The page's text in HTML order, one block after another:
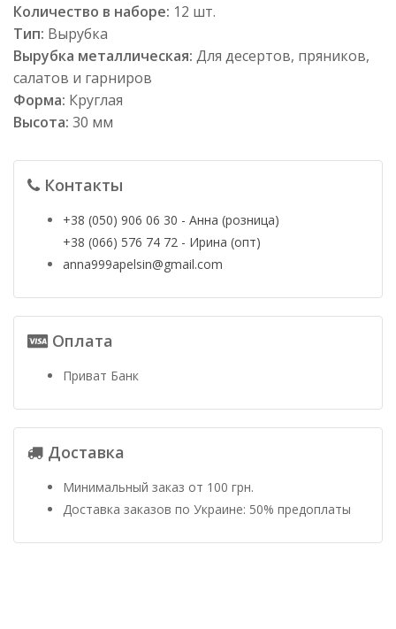
Количество в наборе: 12 шт.
Тип: Вырубка
Вырубка металлическая: Для десертов, пряников,
салатов и гарниров
Форма: Круглая
Высота: 30 мм
Контакты
+38 (050) 906 06 30 - Анна (розница)
+38 (066) 576 74 72 - Ирина (опт)
anna999apelsin@gmail.com
Оплата
Приват Банк
Доставка
Минимальный заказ от 100 грн.
Доставка заказов по Украине: 50% предоплаты